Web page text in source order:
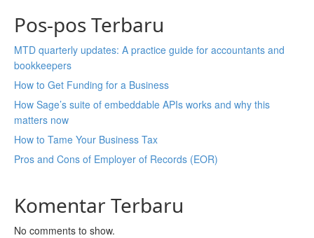
Pos-pos Terbaru
MTD quarterly updates: A practice guide for accountants and
bookkeepers
How to Get Funding for a Business
How Sage’s suite of embeddable APIs works and why this
matters now
How to Tame Your Business Tax
Pros and Cons of Employer of Records (EOR)
Komentar Terbaru
No comments to show.